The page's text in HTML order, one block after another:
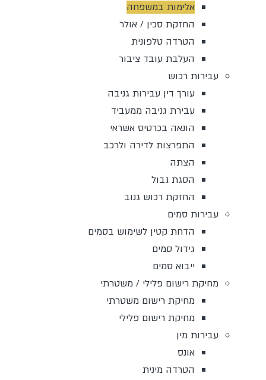
אלימות במשפחה
החזקת סכין / אולר
הטרדה טלפונית
העלבת עובד ציבור
עבירות רכוש
עורך דין עבירות גניבה
עבירת גניבה ממעביד
הונאה בכרטיס אשראי
התפרצות לדירה ולרכב
הצתה
הסגת גבול
החזקת רכוש גנוב
עבירות סמים
הדחת קטין לשימוש בסמים
גידול סמים
ייבוא סמים
מחיקת רישום פלילי / משטרתי
מחיקת רישום משטרתי
מחיקת רישום פלילי
עבירות מין
אונס
הטרדה מינית